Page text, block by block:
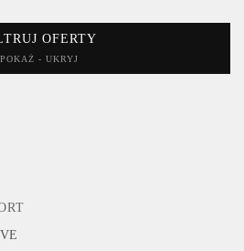
OFERTY
POKAŻ - UKRYJ